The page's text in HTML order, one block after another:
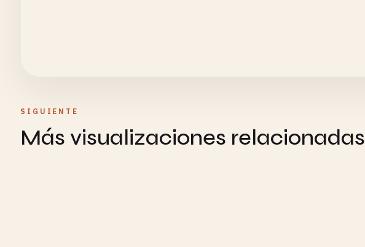
SIGUIENTE
Más visualizaciones relacionadas